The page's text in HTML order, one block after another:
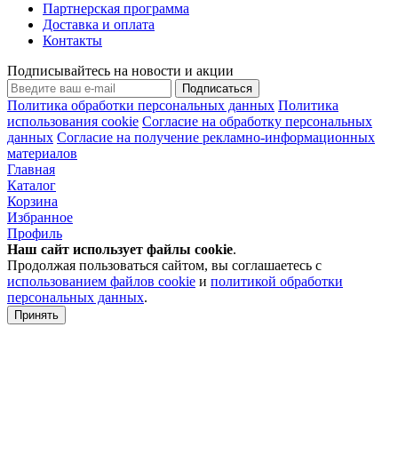
Партнерская программа
Доставка и оплата
Контакты
Подписывайтесь на новости и акции
Подписаться
Политика обработки персональных данных Политика
использования cookie Согласие на обработку персональных
данных Согласие на получение рекламно-информационных
материалов
Главная
Каталог
Корзина
Избранное
Профиль
Наш сайт использует файлы cookie.
Продолжая пользоваться сайтом, вы соглашаетесь с
использованием файлов cookie и политикой обработки
персональных данных.
Принять